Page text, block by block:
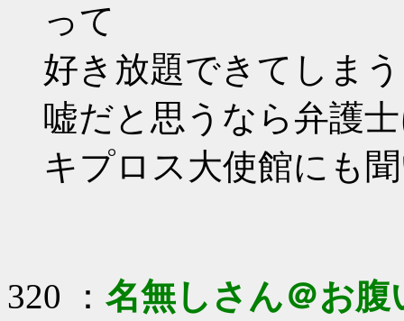
って
好き放題できてしま
嘘だと思うなら弁護
キプロス大使館にも
320 ： 名無しさん＠お腹